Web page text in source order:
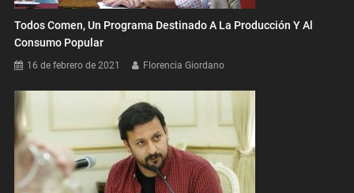
Todos Comen, Un Programa Destinado A La Producción Y Al
Consumo Popular
16 de febrero de 2021 Florencia Giordano